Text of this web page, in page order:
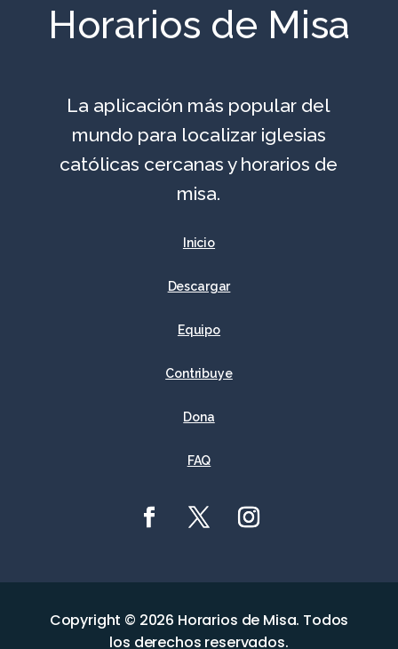
Horarios de Misa
La aplicación más popular del
mundo para localizar iglesias
católicas cercanas y horarios de
misa.
Inicio
Descargar
Equipo
Contribuye
Dona
FAQ
Copyright © 2026 Horarios de Misa. Todos
los derechos reservados.